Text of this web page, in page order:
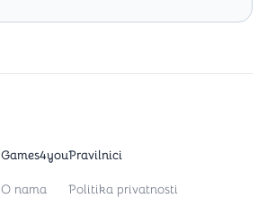
Games4you
O nama
Pravilnici
Politika privatnosti